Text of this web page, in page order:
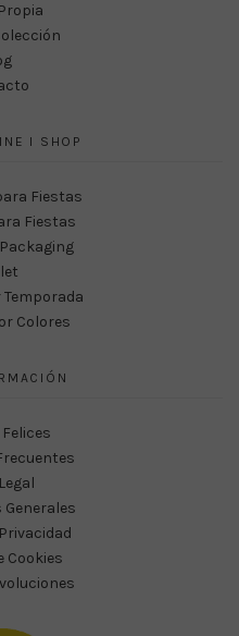
I SHOP
Fiestas
Fiestas
Colores
Generales
Cookies